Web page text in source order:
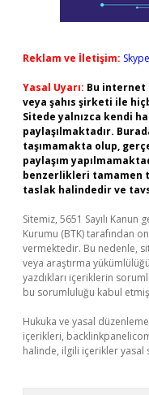
Reklam ve İletişim:
Yasal Uyarı: Bu internet
veya şahıs şirketi ile
Sitede yalnızca kendi
paylaşılmaktadır.
taşımamakta olup,
paylaşım
benzerlikleri tamamen
taslak halindedir ve
Sitemiz, 5651 Sayılı
Kurumu (BTK) tarafından
vermektedir. Bu nedenle,
veya araştırma
yazdıkları içeriklerin
bu sorumluluğu kabul etmiş
Hukuka ve yasal
içerikleri,
halinde, ilgili içerikler yasal